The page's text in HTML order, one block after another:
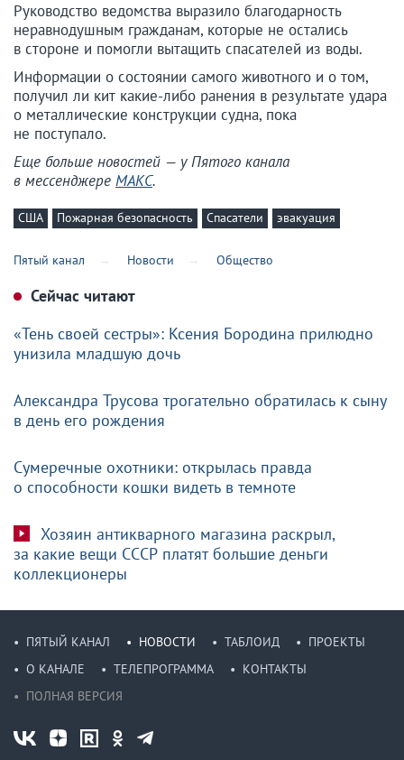
Руководство ведомства выразило благодарность
неравнодушным гражданам, которые не остались
в стороне и помогли вытащить спасателей из воды.
Информации о состоянии самого животного и о том,
получил ли кит какие-либо ранения в результате удара
о металлические конструкции судна, пока
не поступало.
Еще больше новостей — у Пятого канала
в мессенджере МАКС.
США Пожарная безопасность Спасатели эвакуация
Пятый канал Новости Общество
Сейчас читают
«Тень своей сестры»: Ксения Бородина прилюдно
унизила младшую дочь
Александра Трусова трогательно обратилась к сыну
в день его рождения
Сумеречные охотники: открылась правда
о способности кошки видеть в темноте
Хозяин антикварного магазина раскрыл,
за какие вещи СССР платят большие деньги
коллекционеры
ПЯТЫЙ КАНАЛ НОВОСТИ ТАБЛОИД
ПРОЕКТЫ
О КАНАЛЕ
ТЕЛЕПРОГРАММА
КОНТАКТЫ
ПОЛНАЯ ВЕРСИЯ